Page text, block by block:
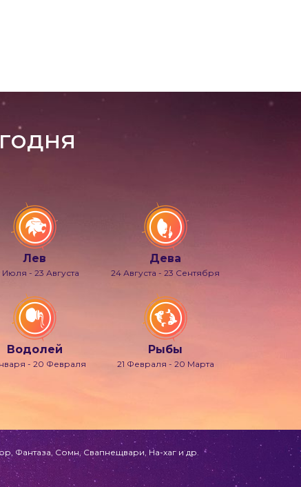
Лев
Июля - 23 Августа
Дева
24 Августа - 23 Сентября
Водолей
- 20 Февраля
Рыбы
21 Февраля - 20 Марта
Фантаза, Сомн, Свапнещвари, На-хаг и др.